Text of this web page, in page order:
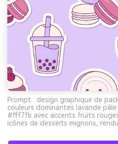
Prompt : design graphique de
couleurs dominantes lavande
#fff7fb avec accents fruits
icônes de desserts mignons,